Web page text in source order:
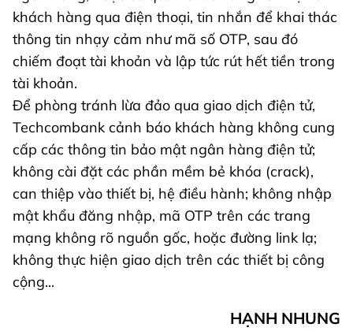
khách hàng qua điện thoại, tin nhắn để khai thác
thông tin nhạy cảm như mã số OTP, sau đó
chiếm đoạt tài khoản và lập tức rút hết tiền trong
tài khoản.
Để phòng tránh lừa đảo qua giao dịch điện tử,
Techcombank cảnh báo khách hàng không cung
cấp các thông tin bảo mật ngân hàng điện tử;
không cài đặt các phần mềm bẻ khóa (crack),
can thiệp vào thiết bị, hệ điều hành; không nhập
mật khẩu đăng nhập, mã OTP trên các trang
mạng không rõ nguồn gốc, hoặc đường link lạ;
không thực hiện giao dịch trên các thiết bị công
cộng...
HẠNH NHUNG